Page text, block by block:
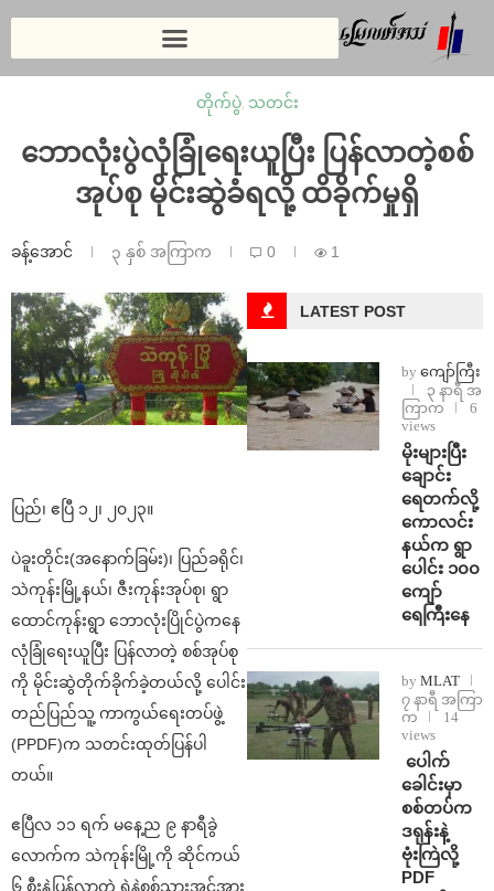
တိုက်ပွဲ, သတင်း
ဘောလုံးပွဲလုံခြုံရေးယူပြီး ပြန်လာတဲ့စစ်
အုပ်စု မိုင်းဆွဲခံရလို့ ထိခိုက်မှုရှိ
ခန့်အောင် ၃ နှစ် အကြာက 0 1
ပြည်၊ ဧပြီ ၁၂၊ ၂၀၂၃။
ပဲခူးတိုင်း(အနောက်ခြမ်း)၊ ပြည်ခရိုင်၊
သဲကုန်းမြို့နယ်၊ ဇီးကုန်းအုပ်စု၊ ရွာ
ထောင်ကုန်းရွာ ဘောလုံးပြိုင်ပွဲကနေ
လုံခြုံရေးယူပြီး ပြန်လာတဲ့ စစ်အုပ်စု
ကို မိုင်းဆွဲတိုက်ခိုက်ခဲ့တယ်လို့ ပေါင်း
တည်ပြည်သူ့ ကာကွယ်ရေးတပ်ဖွဲ့
(PPDF)က သတင်းထုတ်ပြန်ပါ
တယ်။
ဧပြီလ ၁၁ ရက် မနေ့ည ၉ နာရီခွဲ
လောက်က သဲကုန်းမြို့ကို ဆိုင်ကယ်
၆ စီးနဲ့ပြန်လာတဲ့ ရဲနဲ့စစ်သားအင်အား
LATEST POST
by ကျော်ကြီး
၃ နာရီ အ
ကြာက
6
views
⁨မိုးများပြီး
ချောင်း
ရေတက်လို့
ကောလင်း
နယ်က ရွာ
ပေါင်း ၁၀၀
ကျော်
ရေကြီးနေ
by MLAT
၇ နာရီ အကြာ
က
14
views
⁩ ⁨ပေါက်
ခေါင်းမှာ
စစ်တပ်က
ဒရုန်းနဲ့
ဗုံးကြဲလို့
PDF